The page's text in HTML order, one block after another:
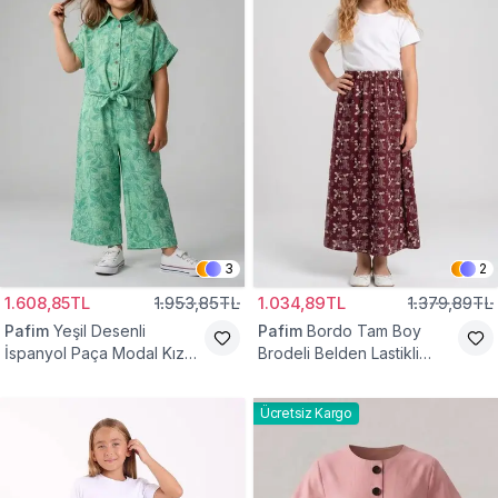
3
1.608,85TL 1.953,85TL
Pafim Yeşil Desenli
İspanyol Paça Modal Kız
2
1.034,89TL 1.379,89TL
Pafim Bordo Tam Boy
Brodeli Belden Lastikli
Ücretsiz Kargo